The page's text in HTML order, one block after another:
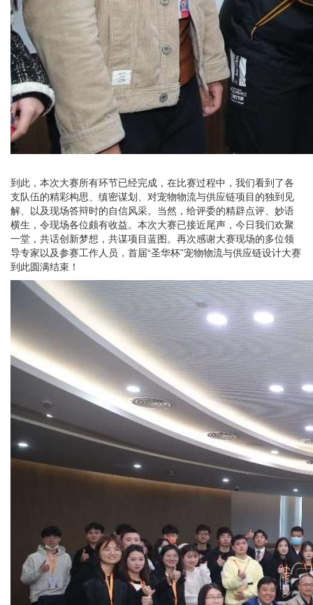
到此，本次大赛所有环节已经完成，在比赛过程中，我们看到了各
支队伍的精彩构思、缜密谋划、对宠物物流与供应链项目的独到见
解、以及现场答辩时的自信风采。当然，给评委的精辟点评、妙语
横生，令现场各位颇有收益。本次大赛已接近尾声，今日我们欢聚
一堂，共话创新梦想，共谋项目蓝图。再次感谢大赛现场的多位领
导专家以及参赛工作人员，首届“圣华杯”宠物物流与供应链设计大赛
到此圆满结束！